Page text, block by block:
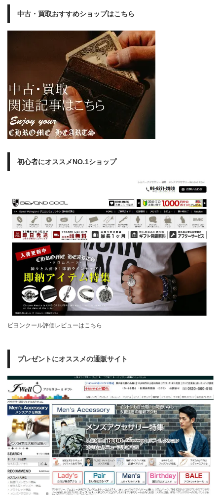
中古・買取おすすめショップはこちら
初心者にオススメNO.1ショップ
ビヨンクール評価レビューはこちら
プレゼントにオススメの通販サイト